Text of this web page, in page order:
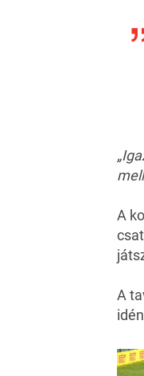
A
A